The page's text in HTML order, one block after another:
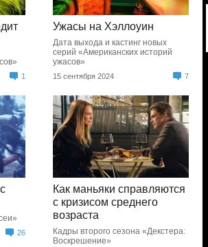
1
Ужасы на Хэллоуин
Дата выхода и кастинг новых
серий «Американских историй
ужасов»
15 сентября 2024 7
26
Как маньяки справляются
с кризисом среднего
возраста
Кадры второго сезона «Декстера:
Воскрешение»